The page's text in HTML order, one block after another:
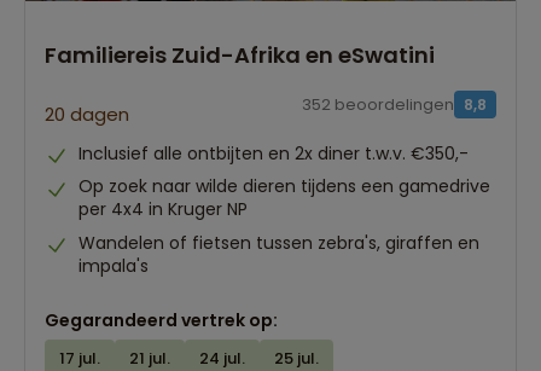
Familiereis Zuid-Afrika en eSwatini
20 dagen 8,8
352 beoordelingen
Inclusief alle ontbijten en 2x diner t.w.v. €350,-
Op zoek naar wilde dieren tijdens een gamedrive
per 4x4 in Kruger NP
Wandelen of fietsen tussen zebra's, giraffen en
impala's
Gegarandeerd vertrek op:
17 jul. 21 jul. 24 jul.
25 jul.